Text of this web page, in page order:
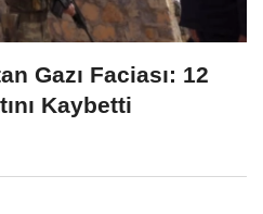
Gazı Faciası: 12
Kaybetti